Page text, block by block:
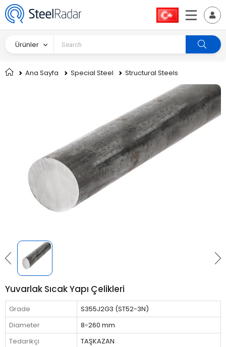
Ürünler
Ana Sayfa Special Steel Structural Steels
Yuvarlak Sıcak Yapı Çelikleri
Grade
S355J2G3 (ST52-3N)
Diameter
8-260 mm
Tedarikçi
TAŞKAZAN